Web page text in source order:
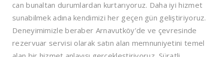
can bunaltan durumlardan kurtarıyoruz. Daha iyi hizmet
sunabilmek adına kendimizi her geçen gün geliştiriyoruz.
Deneyimimizle beraber Arnavutköy’de ve çevresinde
rezervuar servisi olarak satın alan memnuniyetini temel